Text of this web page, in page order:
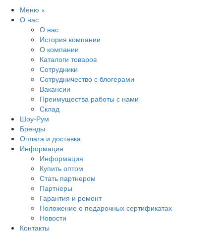
Меню ×
О нас
О нас
История компании
О компании
Каталоги товаров
Сотрудники
Сотрудничество с блогерами
Вакансии
Преимущества работы с нами
Склад
Шоу-Рум
Бренды
Оплата и доставка
Информация
Информация
Купить оптом
Стать партнером
Партнеры
Гарантия и ремонт
Положение о подарочных сертификатах
Новости
Контакты